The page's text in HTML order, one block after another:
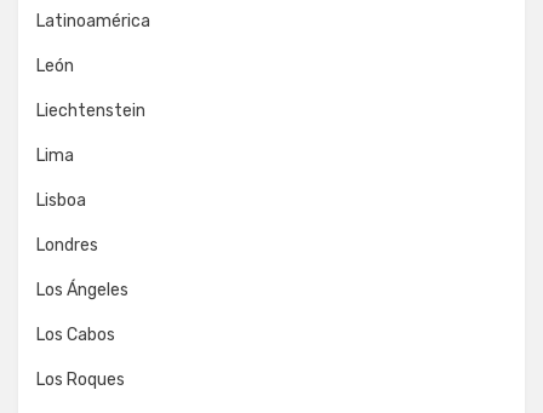
Latinoamérica
León
Liechtenstein
Lima
Lisboa
Londres
Los Ángeles
Los Cabos
Los Roques